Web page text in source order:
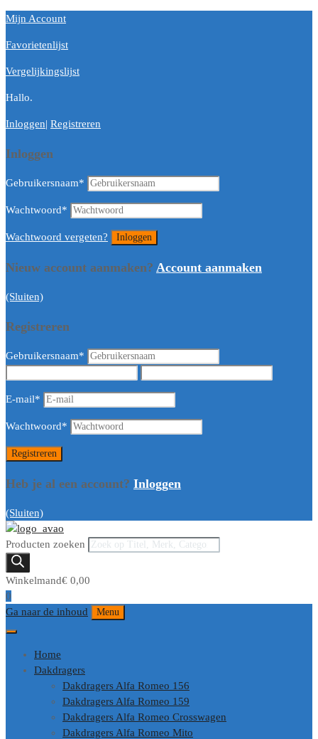
Mijn Account
Favorietenlijst
Vergelijkingslijst
Hallo.
Inloggen| Registreren
Inloggen
Gebruikersnaam*
Wachtwoord*
Wachtwoord vergeten?
Nieuw account aanmaken? Account aanmaken
(Sluiten)
Registreren
Gebruikersnaam*
E-mail*
Wachtwoord*
Heb je al een account? Inloggen
(Sluiten)
Producten zoeken
Winkelmand€ 0,00
0
Ga naar de inhoud
Menu
Home
Dakdragers
Dakdragers Alfa Romeo 156
Dakdragers Alfa Romeo 159
Dakdragers Alfa Romeo Crosswagen
Dakdragers Alfa Romeo Mito